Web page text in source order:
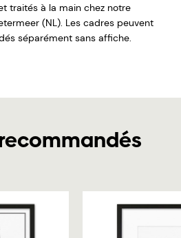
traités à la main chez notre
(NL). Les cadres peuvent
séparément sans affiche.